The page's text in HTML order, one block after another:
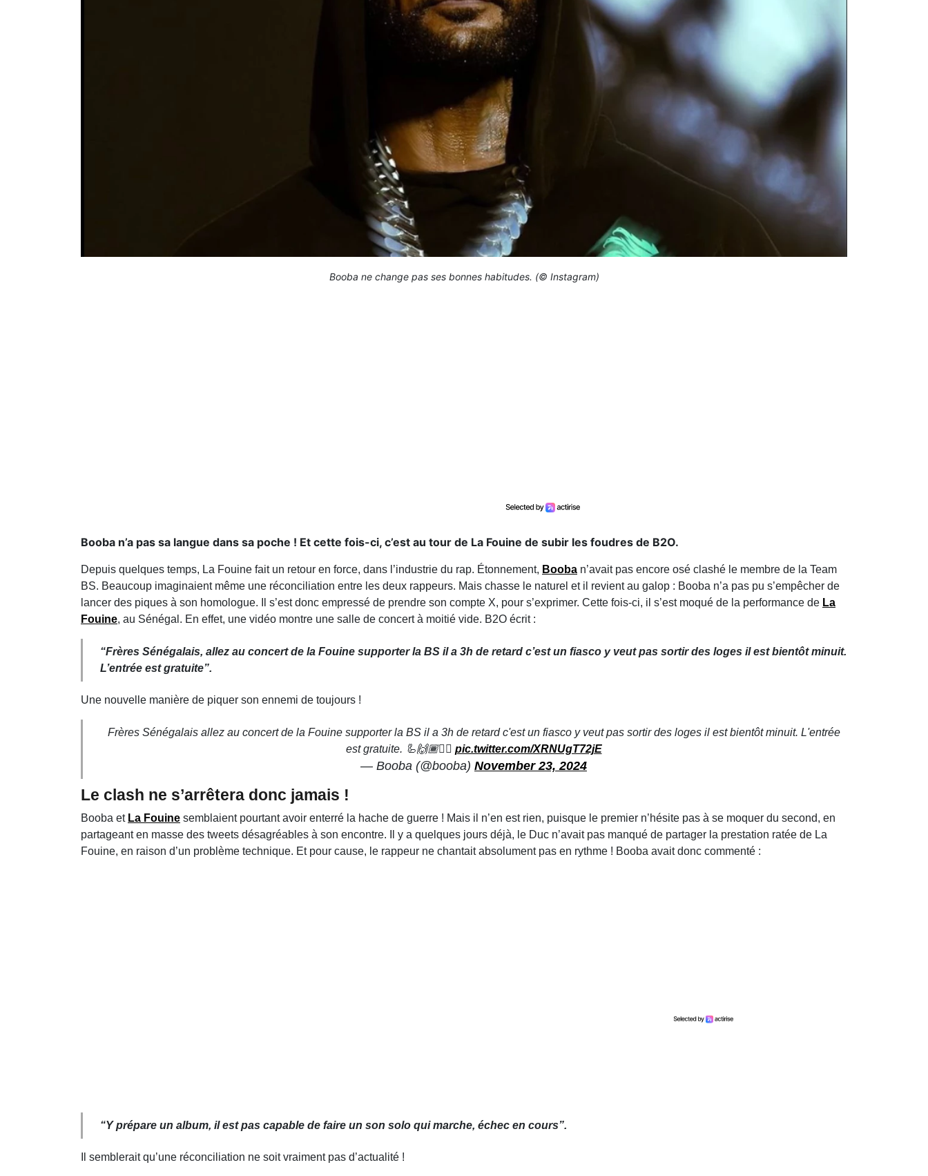
Booba ne change pas ses bonnes habitudes. (© Instagram)
Booba n’a pas sa langue dans sa poche ! Et cette fois-ci, c’est au tour de La Fouine de subir les foudres de B2O.
Depuis quelques temps, La Fouine fait un retour en force, dans l’industrie du rap. Étonnement, Booba n’avait pas encore osé clashé le membre de la Team
BS. Beaucoup imaginaient même une réconciliation entre les deux rappeurs. Mais chasse le naturel et il revient au galop : Booba n’a pas pu s’empêcher de
lancer des piques à son homologue. Il s’est donc empressé de prendre son compte X, pour s’exprimer. Cette fois-ci, il s’est moqué de la performance de La
Fouine, au Sénégal. En effet, une vidéo montre une salle de concert à moitié vide. B2O écrit :
“Frères Sénégalais, allez au concert de la Fouine supporter la BS il a 3h de retard c’est un fiasco y veut pas sortir des loges il est bientôt minuit.
L’entrée est gratuite”.
Une nouvelle manière de piquer son ennemi de toujours !
Frères Sénégalais allez au concert de la Fouine supporter la BS il a 3h de retard c'est un fiasco y veut pas sortir des loges il est bientôt minuit. L'entrée
est gratuite. 🦾🙌🏾🏴‍☠️ pic.twitter.com/XRNUgT72jE
— Booba (@booba) November 23, 2024
Le clash ne s’arrêtera donc jamais !
Booba et La Fouine semblaient pourtant avoir enterré la hache de guerre ! Mais il n’en est rien, puisque le premier n’hésite pas à se moquer du second, en
partageant en masse des tweets désagréables à son encontre. Il y a quelques jours déjà, le Duc n’avait pas manqué de partager la prestation ratée de La
Fouine, en raison d’un problème technique. Et pour cause, le rappeur ne chantait absolument pas en rythme ! Booba avait donc commenté :
“Y prépare un album, il est pas capable de faire un son solo qui marche, échec en cours”.
Il semblerait qu’une réconciliation ne soit vraiment pas d’actualité !